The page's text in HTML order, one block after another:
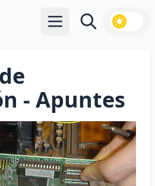
Abrir menú principal
Buscar
- Apuntes